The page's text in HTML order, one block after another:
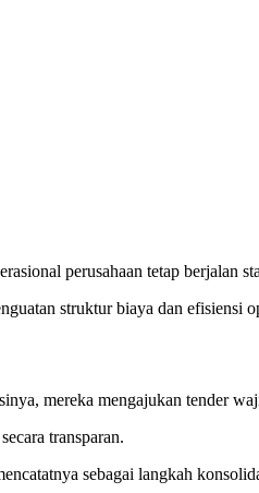
perusahaan tetap berjalan
struktur biaya dan efisiensi
mereka mengajukan tender
transparan.
sebagai langkah